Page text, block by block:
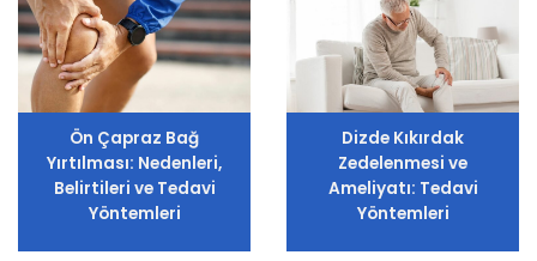
Ön Çapraz Bağ
Yırtılması: Nedenleri,
Belirtileri ve Tedavi
Yöntemleri
Dizde Kıkırdak
Zedelenmesi ve
Ameliyatı: Tedavi
Yöntemleri